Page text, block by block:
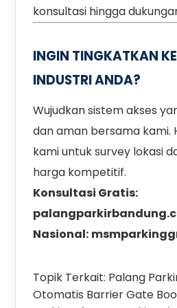
konsultasi hingga
INGIN TINGKATKAN
INDUSTRI ANDA?
Wujudkan sistem akses
dan aman bersama kami.
kami untuk survey lokasi
harga kompetitif.
Konsultasi Gratis:
Nasional:
Topik Terkait: Palang
Otomatis Barrier Gate